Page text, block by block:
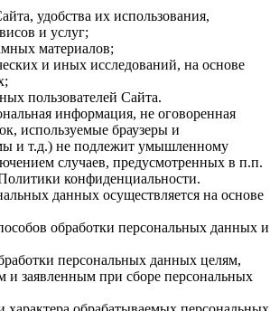
удобства их использования,
и услуг;
материалов;
и иных исследований, на основе
пользователей Сайта.
информация, не оговоренная
используемые браузеры и
и т.д.) не подлежит умышленному
случаев, предусмотренных в п.п.
конфиденциальности.
данных осуществляется на основе
обработки персональных данных и
персональных данных целям,
и заявленным при сборе персональных